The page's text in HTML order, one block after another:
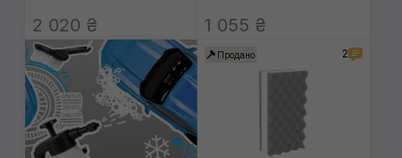
2 020 ₴ 1 055 ₴
Продано 2